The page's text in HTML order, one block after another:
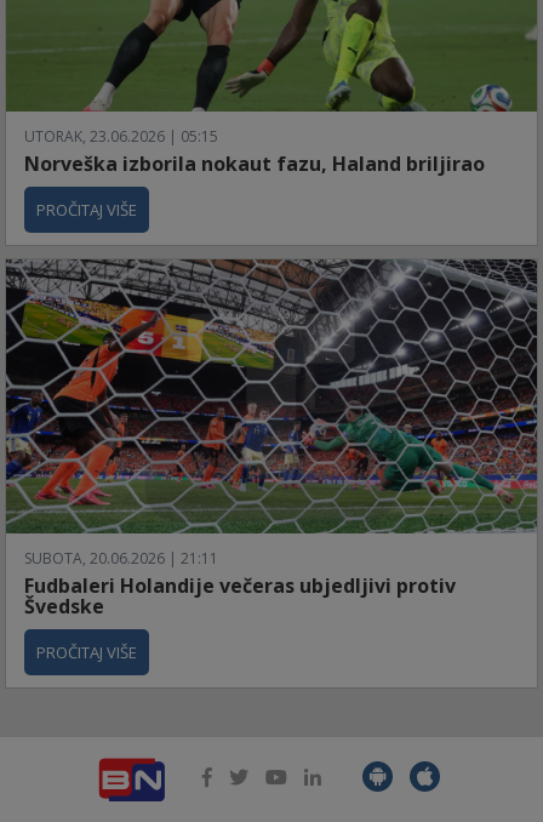
UTORAK, 23.06.2026 | 05:15
Norveška izborila nokaut fazu, Haland briljirao
PROČITAJ VIŠE
SUBOTA, 20.06.2026 | 21:11
Fudbaleri Holandije večeras ubjedljivi protiv
Švedske
PROČITAJ VIŠE